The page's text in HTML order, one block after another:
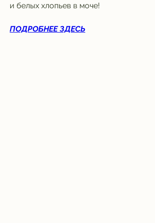
и белых хлопьев в моче!
ПОДРОБНЕЕ ЗДЕСЬ